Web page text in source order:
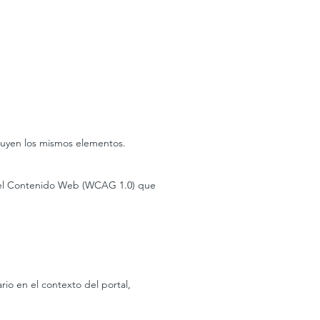
los mismos elementos.
Contenido Web (WCAG 1.0) que
en el contexto del portal,